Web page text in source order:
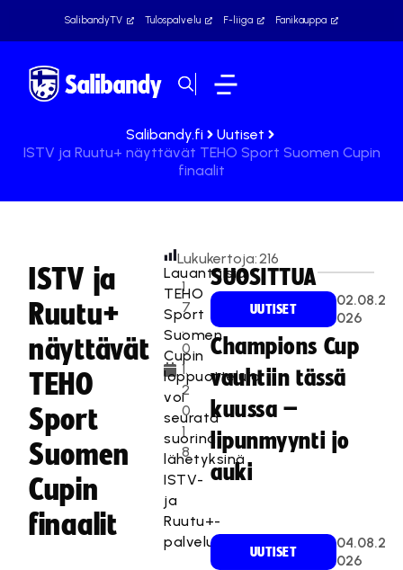
SalibandyTV Tulospalvelu F-liiga Fanikauppa
Salibandy.fi
Uutiset
ISTV ja Ruutu+ näyttävät TEHO Sport Suomen Cupin
finaalit
ISTV ja
Ruutu+
näyttävät
TEHO
Sport
Suomen
Cupin
finaalit
1
7
.
0
1.
2
0
1
8
Lukukertoja:216
Lauantaisia
TEHO
Sport
Suomen
Cupin
loppuotteluja
voi
seurata
suorina
lähetyksinä
ISTV-
ja
Ruutu+-
palveluissa.
SUOSITTUA
UUTISET
02.08.2
026
Champions Cup
vauhtiin tässä
kuussa –
lipunmyynti jo
auki
UUTISET
04.08.2
026